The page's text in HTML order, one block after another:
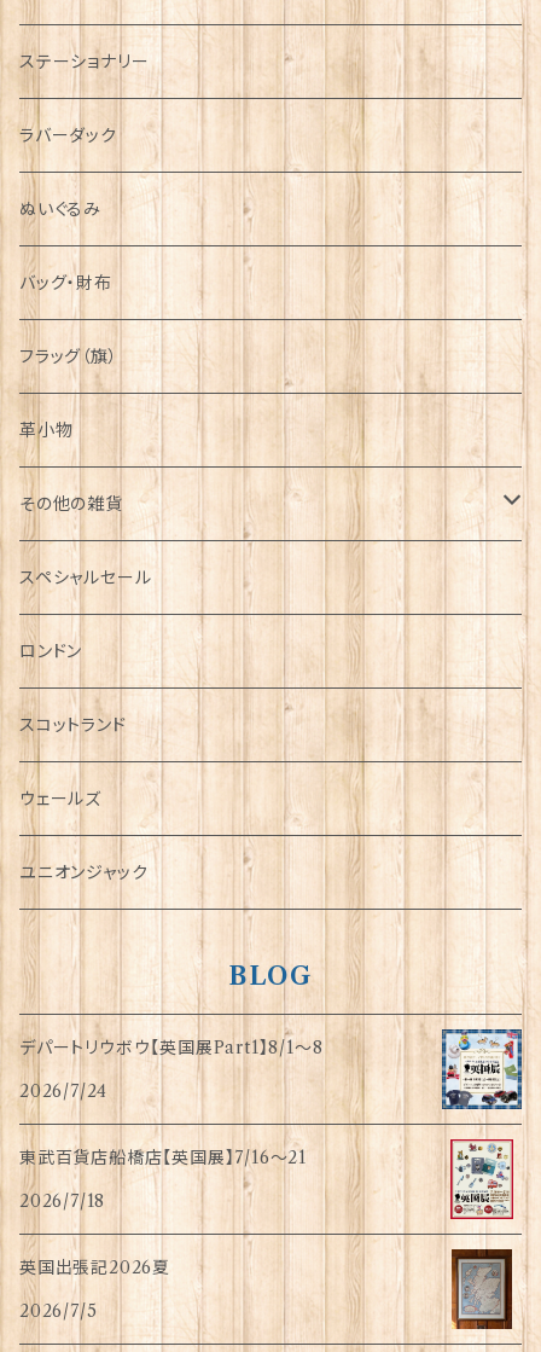
ステーショナリー
ラバーダック
ぬいぐるみ
バッグ・財布
フラッグ（旗）
革小物
その他の雑貨
ミニカー
チャーム
犬グッズ
傘
指貫(シンブル)
スペシャルセール
ロンドン
スコットランド
ウェールズ
ユニオンジャック
BLOG
デパートリウボウ【英国展Part1】8/1〜8
2026/7/24
東武百貨店船橋店【英国展】7/16～21
2026/7/18
英国出張記2026夏
2026/7/5